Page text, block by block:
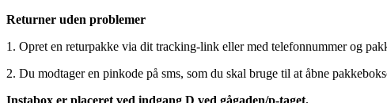
Returner uden problemer
1. Opret en returpakke via dit tracking-link eller med telefonnummer og
2. Du modtager en pinkode på sms, som du skal bruge til at åbne
Instabox er placeret ved indgang D ved gågaden/p-taget.